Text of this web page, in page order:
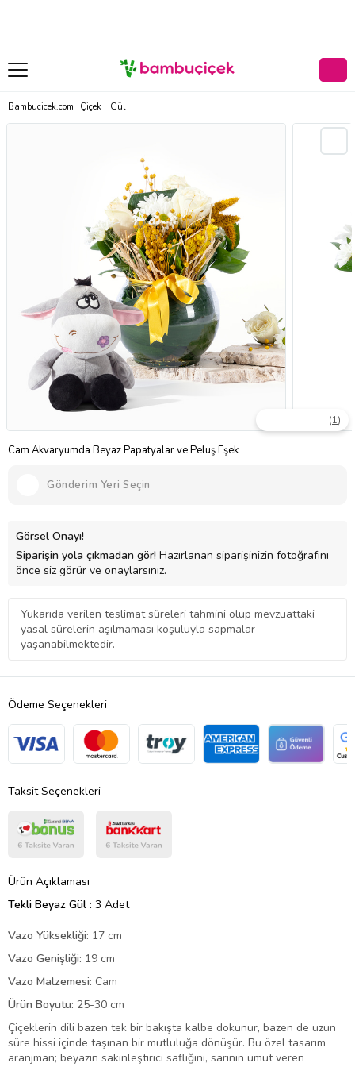
Bambucicek.com Çiçek Gül
Cam Akvaryumda Beyaz Papatyalar ve Peluş Eşek
(1)
Gönderim Yeri Seçin
Görsel Onayı!
Siparişin yola çıkmadan gör! Hazırlanan siparişinizin fotoğrafını
önce siz görür ve onaylarsınız.
Yukarıda verilen teslimat süreleri tahmini olup mevzuattaki
yasal sürelerin aşılmaması koşuluyla sapmalar
yaşanabilmektedir.
Ödeme Seçenekleri
Taksit Seçenekleri
Ürün Açıklaması
Tekli Beyaz Gül : 3 Adet
Vazo Yüksekliği: 17 cm
Vazo Genişliği: 19 cm
Vazo Malzemesi: Cam
Ürün Boyutu: 25-30 cm
Çiçeklerin dili bazen tek bir bakışta kalbe dokunur, bazen de uzun
süre hissi içinde taşınan bir mutluluğa dönüşür. Bu özel tasarım
aranjman; beyazın sakinleştirici saflığını, sarının umut veren